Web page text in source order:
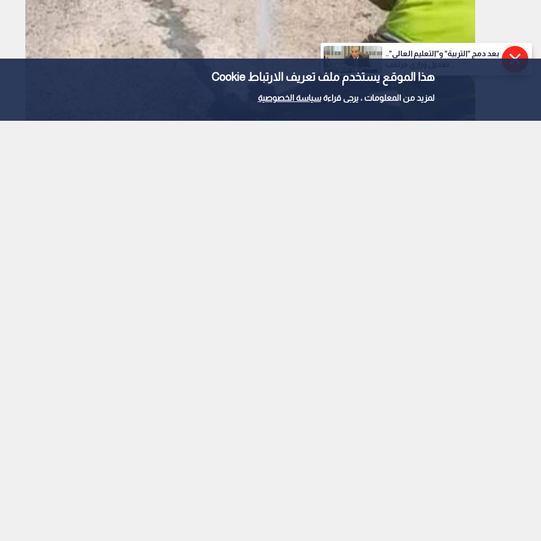
هذا الموقع يستخدم ملف تعريف الارتباط Cookie
لمزيد من المعلومات ، يرجى قراءةسياسة الخصوصية
بعد دمج "التربية" و"التعليم العالي"..